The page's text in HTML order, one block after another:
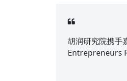
胡润研究院携手
Entrepreneurs